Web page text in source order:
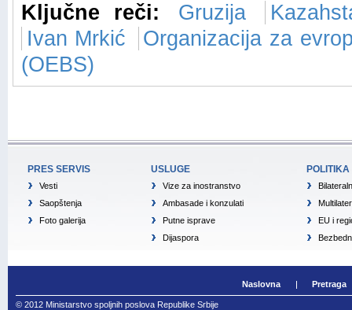
Ključne reči:
Gruzija
Ivan Mrkić
Organizacija za
(OEBS)
PRES SERVIS
Vesti
Saopštenja
Foto galerija
USLUGE
Vize za inostranstvo
Ambasade i konzulati
Putne isprave
Dijaspora
POLITIKA
EU i
Naslovna Pretraga
© 2012 Ministarstvo spoljnih poslova Republike Srbije